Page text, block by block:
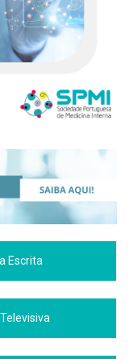
Escrita